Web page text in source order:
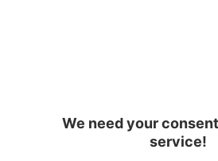
We need your
service!